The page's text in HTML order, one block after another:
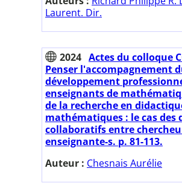
Laurent. Dir.
2024 Actes du colloque
Penser l'accompagnement
développement
enseignants de
de la recherche en
mathématiques : le cas des
collaboratifs entre
enseignante-s. p. 81-113.
Auteur : Chesnais Aurélie